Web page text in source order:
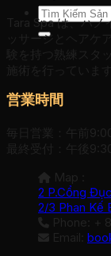
検
索
対
Tara Spa は、ハノ
ッサージとヘアケ
験を持つ熟練スタ
施術を行っています
営業時間
毎日営業：午前
最終受付：午後
Map :
2 P.Cổng
2/3 Phan Kế
Phone: +
Email: